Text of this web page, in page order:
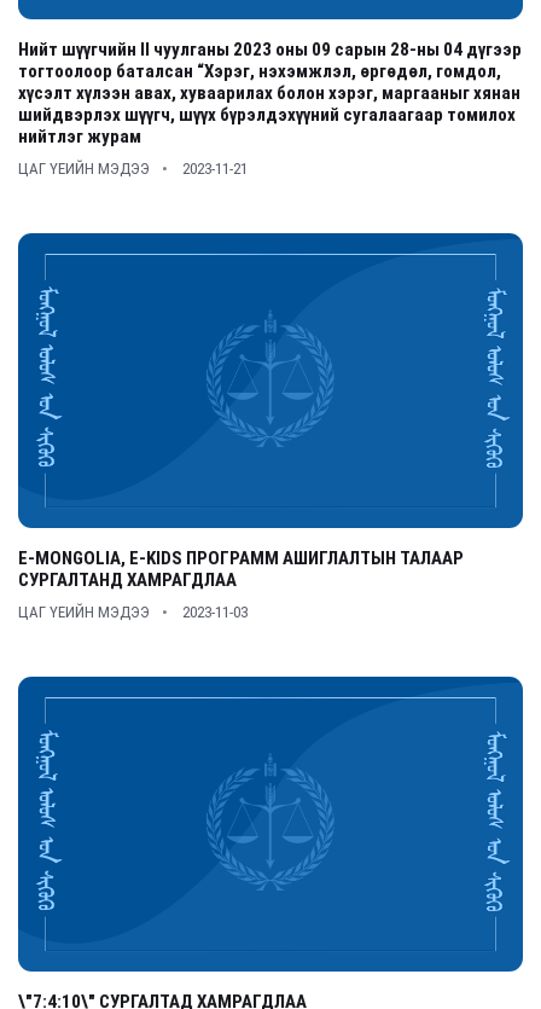
Нийт шүүгчийн II чуулганы 2023 оны 09 сарын 28-ны 04 дүгээр
тогтоолоор баталсан “Хэрэг, нэхэмжлэл, өргөдөл, гомдол,
хүсэлт хүлээн авах, хуваарилах болон хэрэг, маргааныг хянан
шийдвэрлэх шүүгч, шүүх бүрэлдэхүүний сугалаагаар томилох
нийтлэг журам
ЦАГ ҮЕИЙН МЭДЭЭ 2023-11-21
E-MONGOLIA, E-KIDS ПРОГРАММ АШИГЛАЛТЫН ТАЛААР
СУРГАЛТАНД ХАМРАГДЛАА
ЦАГ ҮЕИЙН МЭДЭЭ 2023-11-03
\"7:4:10\" СУРГАЛТАД ХАМРАГДЛАА